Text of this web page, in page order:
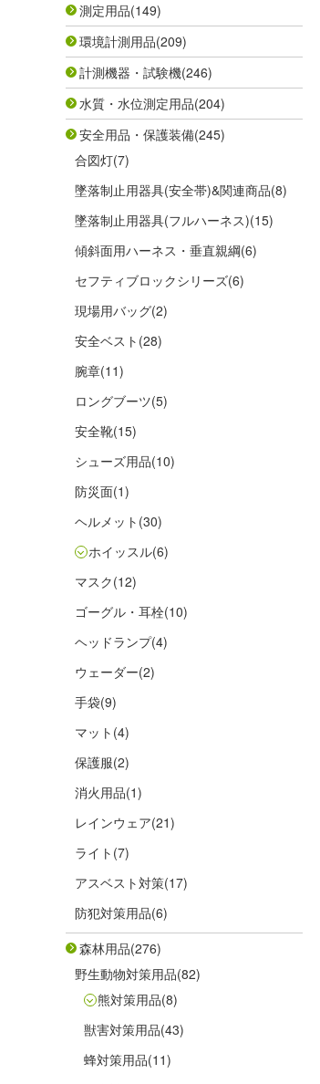
測定用品(149)
環境計測用品(209)
計測機器・試験機(246)
水質・水位測定用品(204)
安全用品・保護装備(245)
合図灯(7)
墜落制止用器具(安全帯)&関連商品(8)
墜落制止用器具(フルハーネス)(15)
傾斜面用ハーネス・垂直親綱(6)
セフティブロックシリーズ(6)
現場用バッグ(2)
安全ベスト (28)
腕章(11)
ロングブーツ(5)
安全靴(15)
シューズ用品(10)
防災面(1)
ヘルメット (30)
ホイッスル(6)
マスク(12)
ゴーグル・耳栓(10)
ヘッドランプ(4)
ウェーダー(2)
手袋(9)
マット (4)
保護服(2)
消火用品(1)
レインウェア(21)
ライト (7)
アスベスト対策(17)
防犯対策用品(6)
森林用品(276)
野生動物対策用品(82)
熊対策用品(8)
獣害対策用品(43)
蜂対策用品(11)